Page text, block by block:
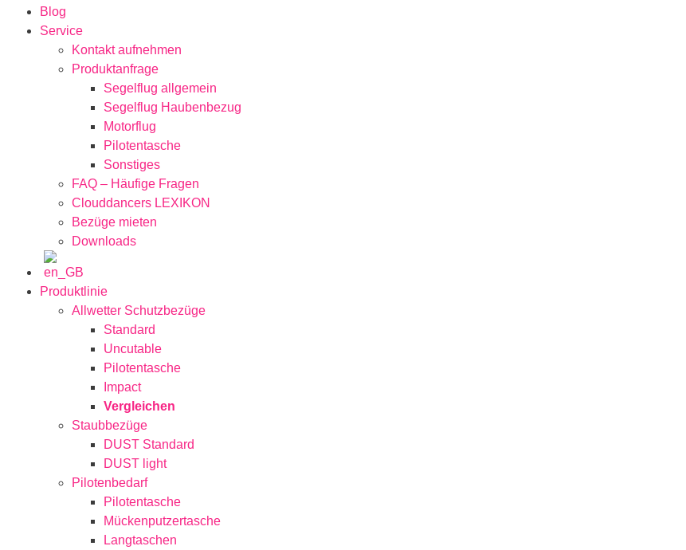
Blog
Service
Kontakt aufnehmen
Produktanfrage
Segelflug allgemein
Segelflug Haubenbezug
Motorflug
Pilotentasche
Sonstiges
FAQ – Häufige Fragen
Clouddancers LEXIKON
Bezüge mieten
Downloads
Produktlinie
Allwetter Schutzbezüge
Standard
Uncutable
Pilotentasche
Impact
Vergleichen
Staubbezüge
DUST Standard
DUST light
Pilotenbedarf
Pilotentasche
Mückenputzertasche
Langtaschen